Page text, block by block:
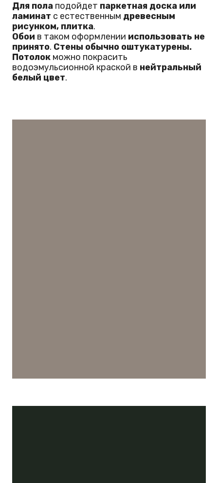
Для пола подойдет паркетная доска или
ламинат с естественным древесным
рисунком, плитка.
Обои в таком оформлении использовать не
принято. Стены обычно оштукатурены.
Потолок можно покрасить
водоэмульсионной краской в нейтральный
белый цвет.